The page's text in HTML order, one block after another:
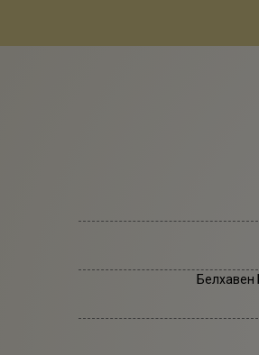
Белхавен